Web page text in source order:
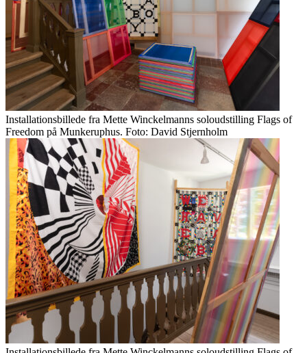
Installationsbillede fra Mette Winckelmanns soloudstilling Flags of
Freedom på Munkeruphus. Foto: David Stjernholm